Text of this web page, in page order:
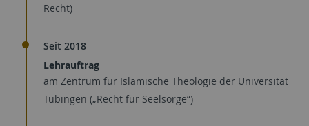
Recht)
Seit 2018
Lehrauftrag
am Zentrum für Islamische Theologie der Universität
Tübingen („Recht für Seelsorge“)